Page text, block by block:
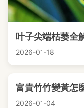
叶子尖端枯萎全
2026-01-18
富貴竹竹變黃怎
2026-01-04